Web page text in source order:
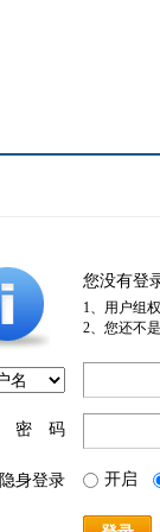
您没有登
1、用户组
2、您还不
密 码
隐身登录 开启